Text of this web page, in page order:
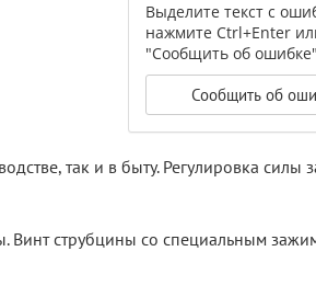
Выделите текст с
нажмите Ctrl+Enter
"Сообщить об
Сообщить об
так и в быту. Регулировка силы
Винт струбцины со специальным